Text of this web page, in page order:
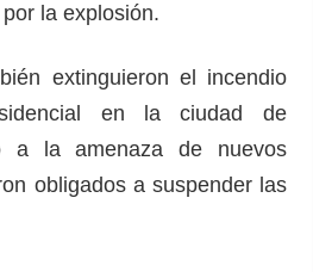
la explosión.
extinguieron el incendio
en la ciudad de
a la amenaza de nuevos
obligados a suspender las